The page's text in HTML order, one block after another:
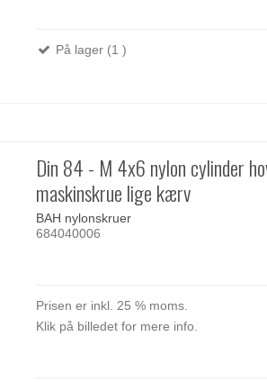
På lager (1 )
Din 84 - M 4x6 nylon cylinder
maskinskrue lige kærv
BAH nylonskruer
684040006
Prisen er inkl. 25 % moms.
Klik på billedet for mere info.